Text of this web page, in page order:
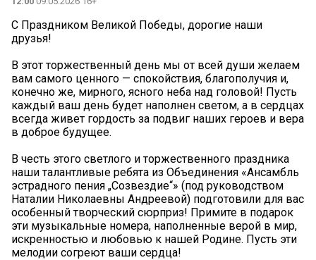
С Праздником Великой Победы, дорогие наши
друзья!
В этот торжественный день мы от всей души желаем
вам самого ценного — спокойствия, благополучия и,
конечно же, мирного, ясного неба над головой! Пусть
каждый ваш день будет наполнен светом, а в сердцах
всегда живет гордость за подвиг наших героев и вера
в доброе будущее.
В честь этого светлого и торжественного праздника
наши талантливые ребята из Объединения «Ансамбль
эстрадного пения „Созвездие“» (под руководством
Наталии Николаевны Андреевой) подготовили для вас
особенный творческий сюрприз! Примите в подарок
эти музыкальные номера, наполненные верой в мир,
искренностью и любовью к нашей Родине. Пусть эти
мелодии согреют ваши сердца!